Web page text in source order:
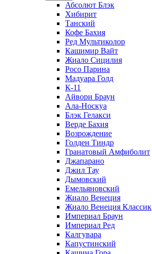
Абсолют Блэк
Хибирит
Танский
Кофе Бахия
Ред Мультиколор
Кашимир Вайт
Жиало Сицилия
Росо Парина
Мадуара Голд
К-11
Айвори Браун
Ала-Носкуа
Блэк Гелакси
Верде Бахия
Возрождение
Голден Тиндр
Гранатовый Амфиболит
Джапарано
Джил Тау
Дымовский
Емельяновский
Жиало Венеция
Жиало Венеция Классик
Империал Браун
Империал Ред
Калгувара
Капустинский